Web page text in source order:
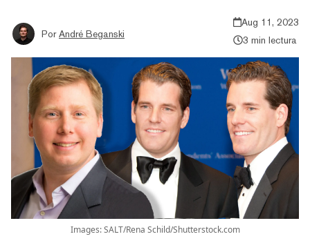
Por André Beganski
Aug 11, 2023
3 min lectura
Images: SALT/Rena Schild/Shutterstock.com